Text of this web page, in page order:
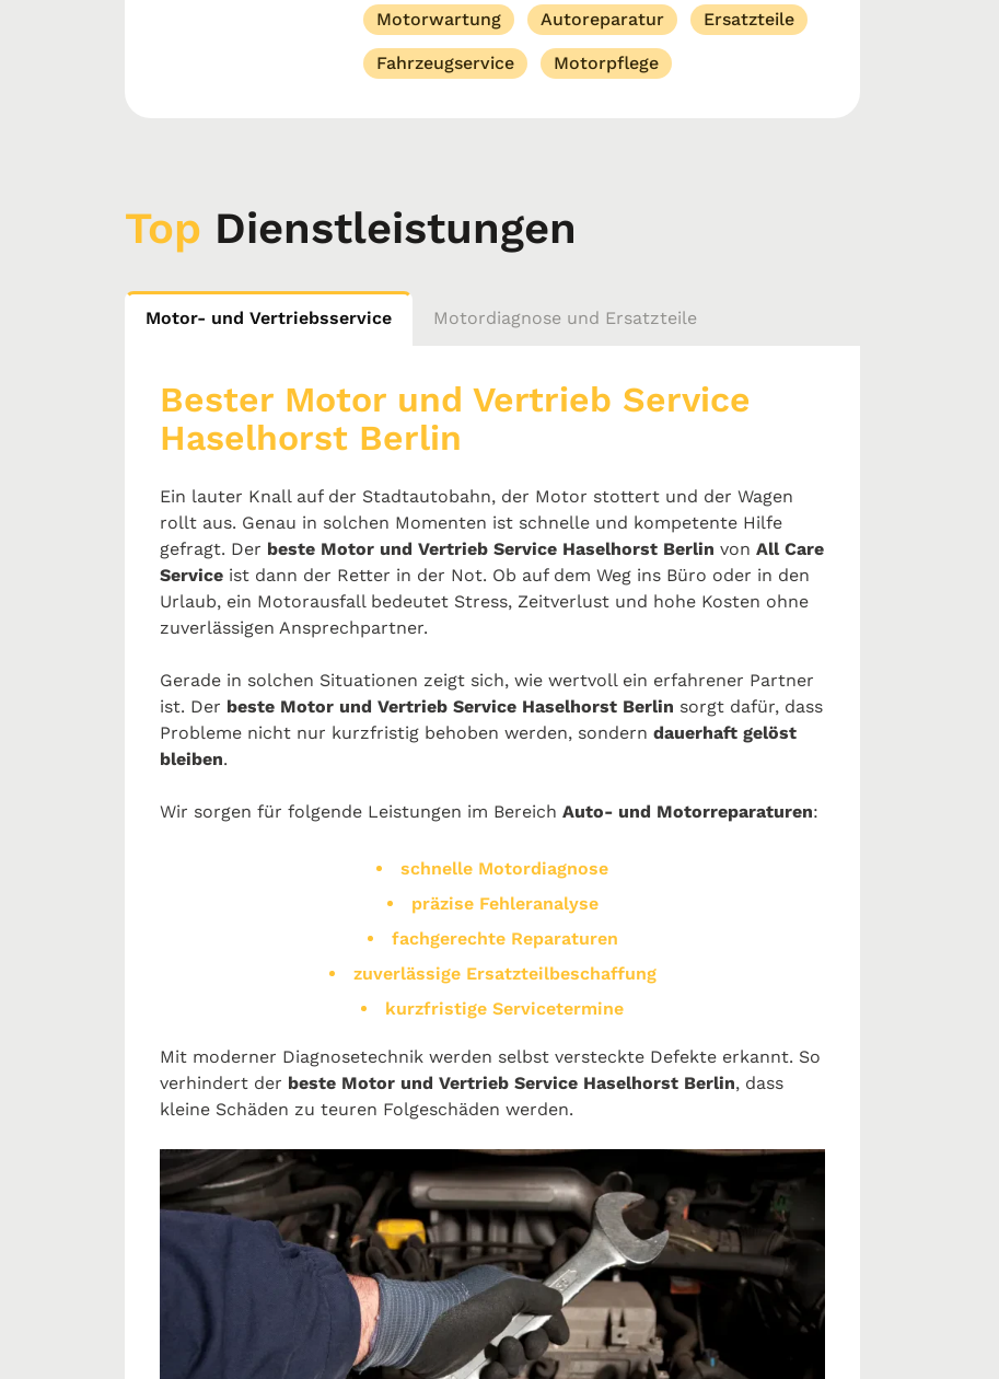
Motorwartung Autoreparatur Ersatzteile
Fahrzeugservice Motorpflege
Top Dienstleistungen
Motor- und Vertriebsservice Motordiagnose und Ersatzteile
Bester Motor und Vertrieb Service
Haselhorst Berlin
Ein lauter Knall auf der Stadtautobahn, der Motor stottert und der Wagen
rollt aus. Genau in solchen Momenten ist schnelle und kompetente Hilfe
gefragt. Der beste Motor und Vertrieb Service Haselhorst Berlin von All Care
Service ist dann der Retter in der Not. Ob auf dem Weg ins Büro oder in den
Urlaub, ein Motorausfall bedeutet Stress, Zeitverlust und hohe Kosten ohne
zuverlässigen Ansprechpartner.
Gerade in solchen Situationen zeigt sich, wie wertvoll ein erfahrener Partner
ist. Der beste Motor und Vertrieb Service Haselhorst Berlin sorgt dafür, dass
Probleme nicht nur kurzfristig behoben werden, sondern dauerhaft gelöst
bleiben.
Wir sorgen für folgende Leistungen im Bereich Auto- und Motorreparaturen:
schnelle Motordiagnose
präzise Fehleranalyse
fachgerechte Reparaturen
zuverlässige Ersatzteilbeschaffung
kurzfristige Servicetermine
Mit moderner Diagnosetechnik werden selbst versteckte Defekte erkannt. So
verhindert der beste Motor und Vertrieb Service Haselhorst Berlin, dass
kleine Schäden zu teuren Folgeschäden werden.